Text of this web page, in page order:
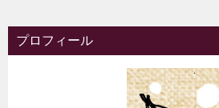
プロフィール